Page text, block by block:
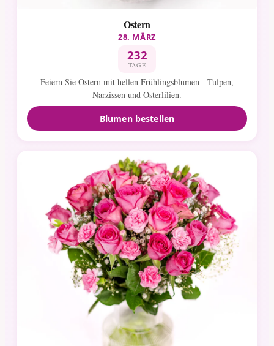
Ostern
28. MÄRZ
232
TAGE
Feiern Sie Ostern mit hellen Frühlingsblumen - Tulpen,
Narzissen und Osterlilien.
Blumen bestellen